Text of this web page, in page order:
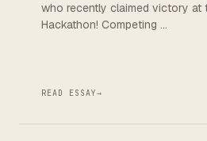
who recently claimed victory at
Hackathon! Competing …
READ ESSAY→